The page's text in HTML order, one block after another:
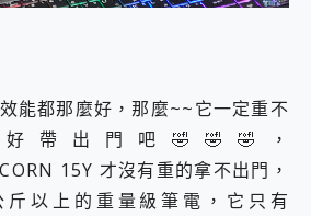
能都那麼好，那麼~~它一定重不
帶出門吧🤣🤣🤣，
15Y 才沒有重的拿不出門，
以上的重量級筆電，它只有